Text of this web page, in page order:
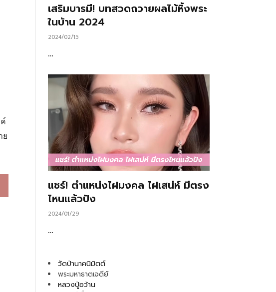
ย
เสริมบารมี! บทสวดถวายผลไม้หิ้งพระ
ในบ้าน 2024
2024/02/15
…
แชร์! ตำแหน่งไฝมงคล ไฝเสน่ห์ มีตรง
ไหนแล้วปัง
2024/01/29
…
วัดป่านาคนิมิตต์
พระมหาธาตเจดีย์
หลวงปู่อว้าน